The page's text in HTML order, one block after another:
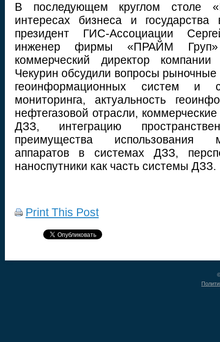
В последующем круглом столе
интересах бизнеса и
президент ГИС-Ассоциации
инженер фирмы «ПРАЙМ Груп»
коммерческий директор
Чекурин обсудили вопросы рыночные
геоинформационных систем и
мониторинга, актуальность
нефтегазовой отрасли,
ДЗЗ, интеграцию
преимущества использования
аппаратов в системах ДЗЗ,
наноспутники как часть системы ДЗЗ.
Print This Post